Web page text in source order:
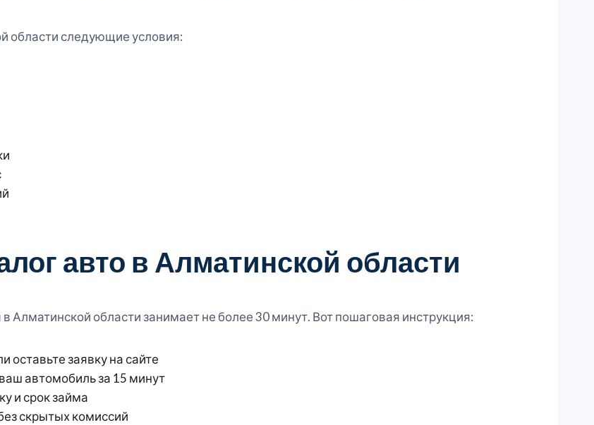
области следующие условия:
авто в Алматинской области
Алматинской области занимает не более 30 минут. Вот пошаговая инструкция:
оставьте заявку на сайте
автомобиль за 15 минут
и срок займа
скрытых комиссий